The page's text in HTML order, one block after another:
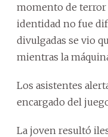
momento de terror
identidad no fue
divulgadas se vio
mientras la
Los asistentes
encargado del
La joven resultó